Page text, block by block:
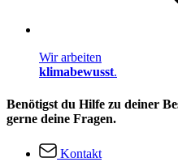
Wir arbeiten
klimabewusst.
Benötigst du Hilfe zu deiner
gerne deine Fragen.
Kontakt